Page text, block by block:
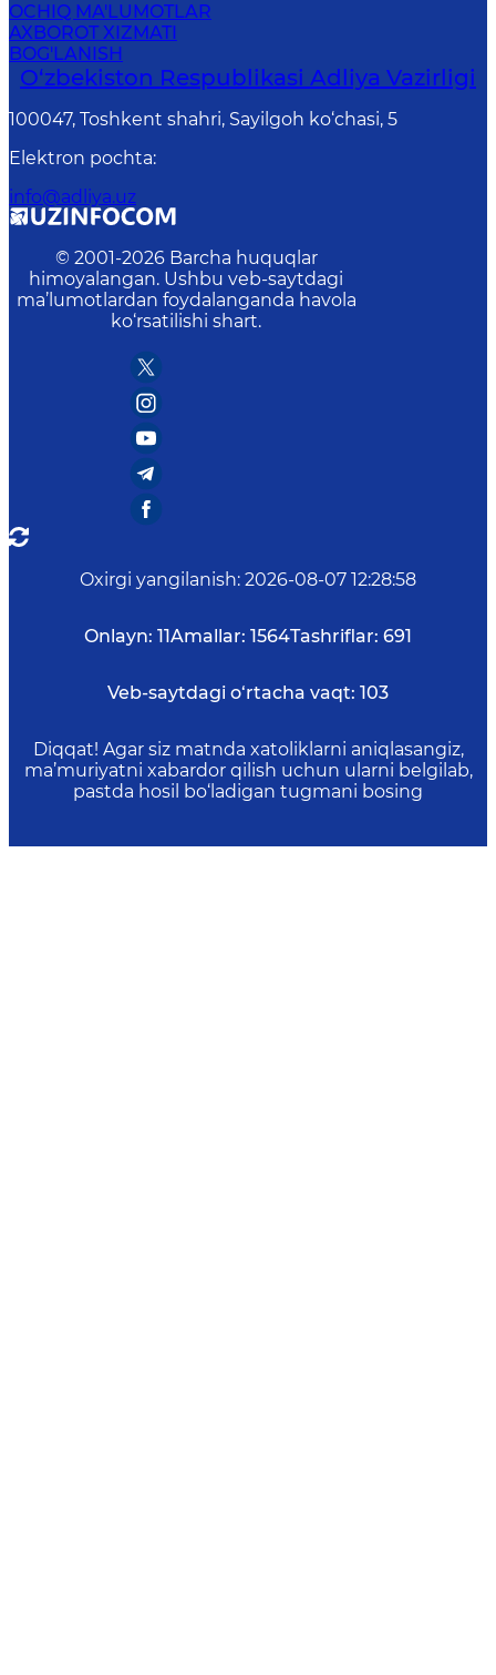
OCHIQ MA'LUMOTLAR
AXBOROT XIZMATI
BOG'LANISH
O‘zbekiston Respublikasi Adliya Vazirligi
100047, Toshkent shahri, Sayilgoh ko‘chasi, 5
Elektron pochta:
info@adliya.uz
© 2001-2026 Barcha huquqlar
himoyalangan. Ushbu veb-saytdagi
ma’lumotlardan foydalanganda havola
ko‘rsatilishi shart.
Oxirgi yangilanish: 2026-08-07 12:28:58
Onlayn: 11Amallar: 1564Tashriflar: 691
Veb-saytdagi o‘rtacha vaqt: 103
Diqqat! Agar siz matnda xatoliklarni aniqlasangiz,
ma’muriyatni xabardor qilish uchun ularni belgilab,
pastda hosil bo‘ladigan tugmani bosing